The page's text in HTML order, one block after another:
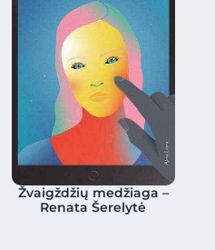
Žvaigždžių medžiaga –
Renata Šerelytė